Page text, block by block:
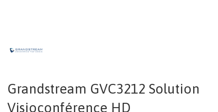
Grandstream GVC3212 Solution
Visioconférence HD